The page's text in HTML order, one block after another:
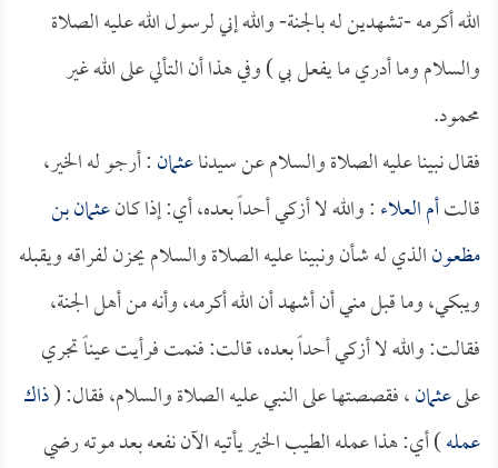
الله أكرمه -تشهدين له بالجنة- والله إني لرسول الله عليه الصلاة
والسلام وما أدري ما يفعل بي ) وفي هذا أن التألي على الله غير
محمود.
فقال نبينا عليه الصلاة والسلام عن سيدناعثمان: أرجو له الخير،
قالتأم العلاء: والله لا أزكي أحداً بعده، أي: إذا كانعثمان بن
مظعونالذي له شأن ونبينا عليه الصلاة والسلام يحزن لفراقه ويقبله
ويبكي، وما قبل مني أن أشهد أن الله أكرمه، وأنه من أهل الجنة،
فقالت: والله لا أزكي أحداً بعده، قالت: فنمت فرأيت عيناً تجري
علىعثمان، فقصصتها على النبي عليه الصلاة والسلام، فقال: (ذاك
عمله) أي: هذا عمله الطيب الخير يأتيه الآن نفعه بعد موته رضي